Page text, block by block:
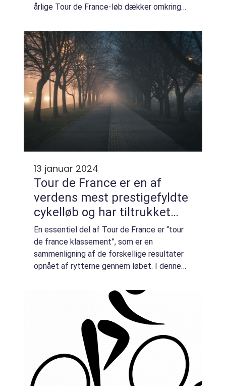
årlige Tour de France-løb dækker omkring
en række intensive bjerg- og flade eta...
13 januar 2024
Tour de France er en af
verdens mest prestigefyldte
cykelløb og har tiltrukket
opmærksomhed fra sports-
og fritidsentusiaster over
hele verden i mere end et
århundrede
En essentiel del af Tour de France er “tour
de france klassement”, som er en
sammenligning af de forskellige resultater
opnået af rytterne gennem løbet. I denne